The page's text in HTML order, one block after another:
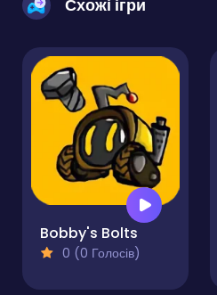
Схожі ігри
Bobby's Bolts
0 (0 Голосів)